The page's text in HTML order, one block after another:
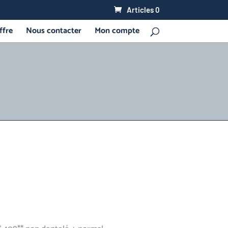
Articles 0
Nous contacter Mon compte